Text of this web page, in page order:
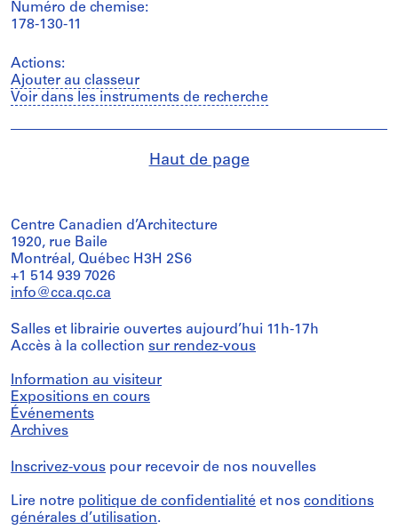
Numéro de chemise:
178-130-11
Actions:
Ajouter au classeur
Voir dans les instruments de recherche
Haut de page
Centre Canadien d’Architecture
1920, rue Baile
Montréal, Québec H3H 2S6
+1 514 939 7026
info@cca.qc.ca
Salles et librairie ouvertes aujourd’hui 11h-17h
Accès à la collection sur rendez-vous
Information au visiteur
Expositions en cours
Événements
Archives
Inscrivez-vous pour recevoir de nos nouvelles
Lire notre politique de confidentialité et nos conditions
générales d’utilisation.